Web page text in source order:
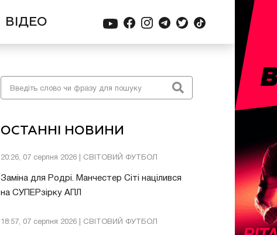
ВІДЕО
ОСТАННІ НОВИНИ
20:26, 07 серпня 2026 | СВІТОВИЙ ФУТБОЛ
Заміна для Родрі. Манчестер Сіті націлився
на СУПЕРзірку АПЛ
18:57, 07 серпня 2026 | СВІТОВИЙ ФУТБОЛ